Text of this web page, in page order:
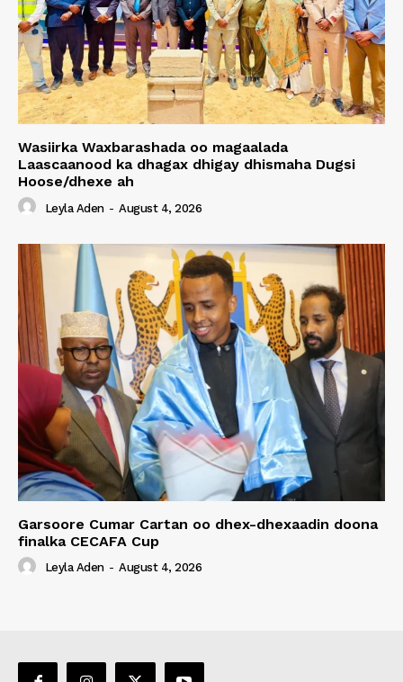
Wasiirka Waxbarashada oo magaalada
Laascaanood ka dhagax dhigay dhismaha Dugsi
Hoose/dhexe ah
Leyla Aden - August 4, 2026
Garsoore Cumar Cartan oo dhex-dhexaadin doona
finalka CECAFA Cup
Leyla Aden - August 4, 2026